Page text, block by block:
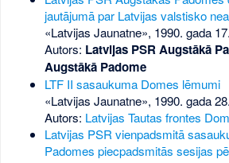
jautājumā par Latvijas valstisko
«Latvijas Jaunatne», 1990. gada
Autors: Latvijas PSR Augstākā
Augstākā Padome
LTF II sasaukuma Domes lēmumi
«Latvijas Jaunatne», 1990. gada
Autors: Latvijas Tautas frontes
Latvijas PSR vienpadsmitā
Padomes piecpadsmitās sesijas